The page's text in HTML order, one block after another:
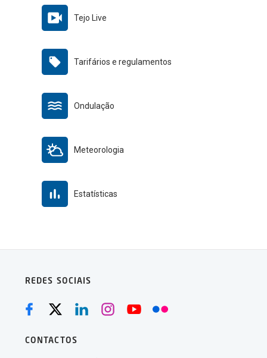
Tejo Live
Tarifários e regulamentos
Ondulação
Meteorologia
Estatísticas
REDES SOCIAIS
CONTACTOS